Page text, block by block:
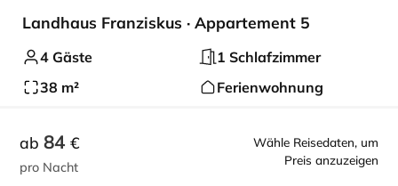
Landhaus Franziskus · Appartement 5
4 Gäste
1 Schlafzimmer
38 m²
Ferienwohnung
Wähle Reisedaten, um
Preis anzuzeigen
ab 84 €
pro Nacht